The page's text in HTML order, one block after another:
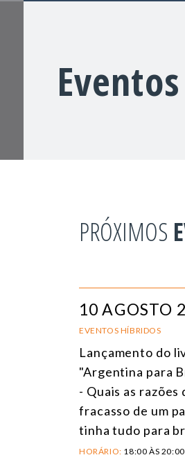
Eventos
PRÓXIMOS
10 AGOSTO
EVENTOS HÍBRIDOS
Lançamento do
"Argentina para
- Quais as razões
fracasso de um
tinha tudo para
HORÁRIO: 18:00 ÀS 20:00